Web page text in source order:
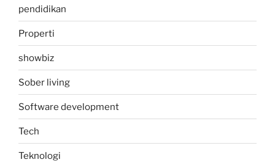
pendidikan
Properti
showbiz
Sober living
Software development
Tech
Teknologi